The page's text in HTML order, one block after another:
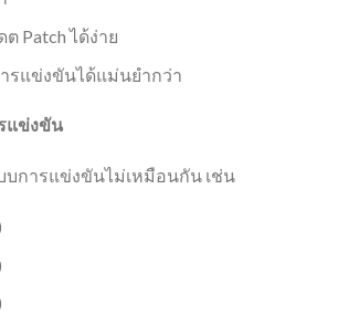
Patch ได้ง่าย
รแข่งขันได้แม่นยำกว่า
แข่งขัน
บการแข่งขันไม่เหมือนกัน เช่น